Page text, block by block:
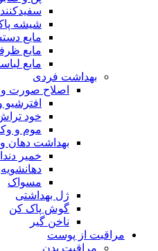
سفیدکننده
شیشه پاکن
مایع
مایع
مایع
بهداشت فردی
اصلاح صورت و بدن
افترشیو و
خود تراش
موم و وکس
بهداشت دهان و
خمیر دندان
دهانشویه
مسواک
ژل بهداشتی
گوش پاک کن
ناخن گیر
مراقبت از پوست
مراقبت بدن